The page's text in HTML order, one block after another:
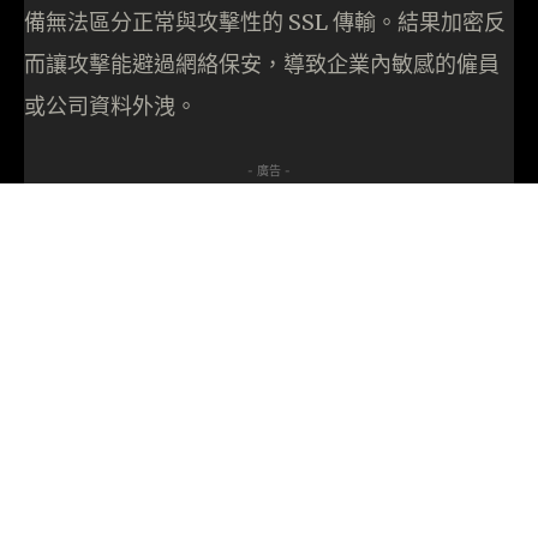
備無法區分正常與攻擊性的 SSL 傳輸。結果加密反
而讓攻擊能避過網絡保安，導致企業內敏感的僱員
或公司資料外洩。
- 廣告 -